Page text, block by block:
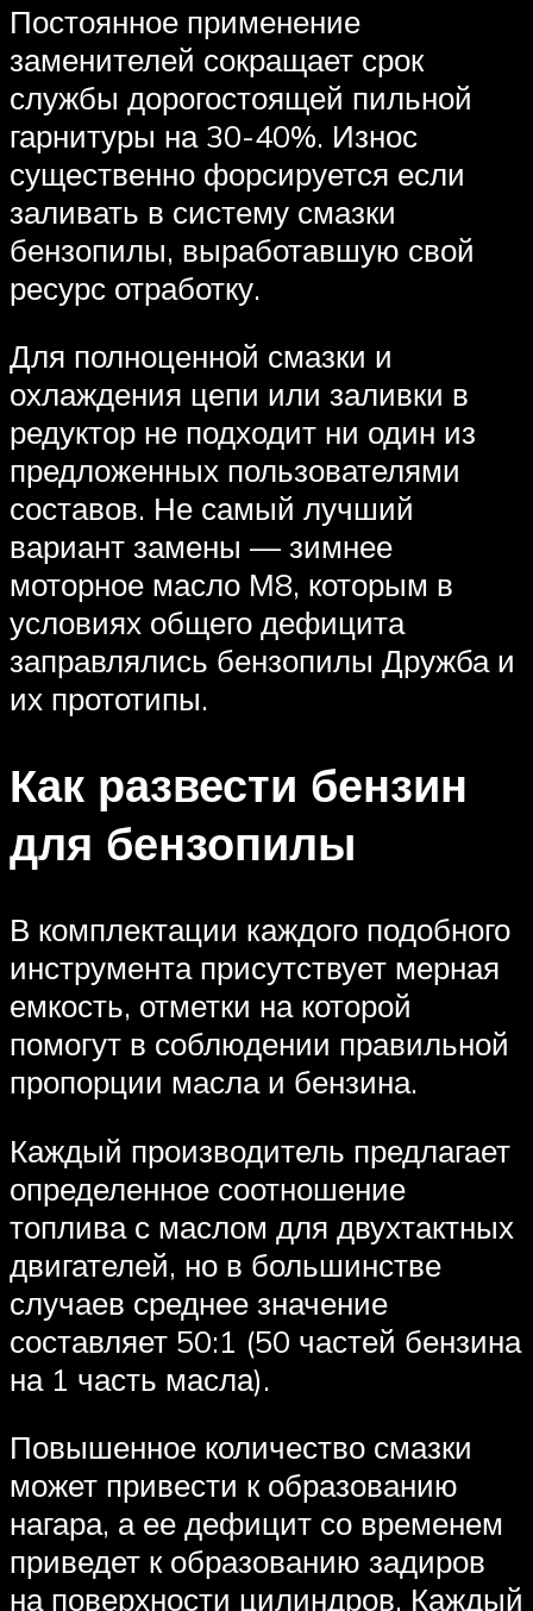
Постоянное применение
заменителей сокращает срок
службы дорогостоящей пильной
гарнитуры на 30-40%. Износ
существенно форсируется если
заливать в систему смазки
бензопилы, выработавшую свой
ресурс отработку.
Для полноценной смазки и
охлаждения цепи или заливки в
редуктор не подходит ни один из
предложенных пользователями
составов. Не самый лучший
вариант замены — зимнее
моторное масло М8, которым в
условиях общего дефицита
заправлялись бензопилы Дружба и
их прототипы.
Как развести бензин
для бензопилы
В комплектации каждого подобного
инструмента присутствует мерная
емкость, отметки на которой
помогут в соблюдении правильной
пропорции масла и бензина.
Каждый производитель предлагает
определенное соотношение
топлива с маслом для двухтактных
двигателей, но в большинстве
случаев среднее значение
составляет 50:1 (50 частей бензина
на 1 часть масла).
Повышенное количество смазки
может привести к образованию
нагара, а ее дефицит со временем
приведет к образованию задиров
на поверхности цилиндров. Каждый